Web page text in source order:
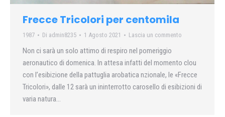
Frecce Tricolori per centomila
1987 Di admin8235 1 Agosto 2021 Lascia un commento
Non ci sarà un solo attimo di respiro nel pomeriggio
aeronautico di domenica. In attesa infatti del momento clou
con l’esibizione della pattuglia arobatica nzionale, le «Frecce
Tricolori», dalle 12 sarà un ininterrotto carosello di esibizioni di
varia natura…